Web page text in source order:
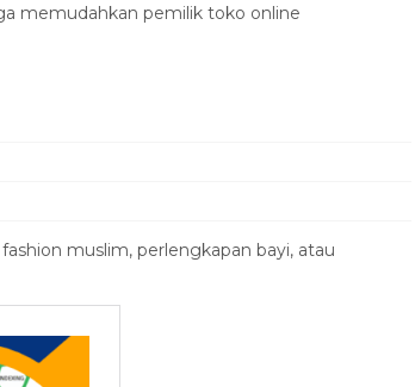
memudahkan pemilik toko online
muslim, perlengkapan bayi, atau